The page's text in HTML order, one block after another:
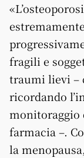
fragili e
traumi lievi –
ricordando
monitoraggio
farmacia –.
la